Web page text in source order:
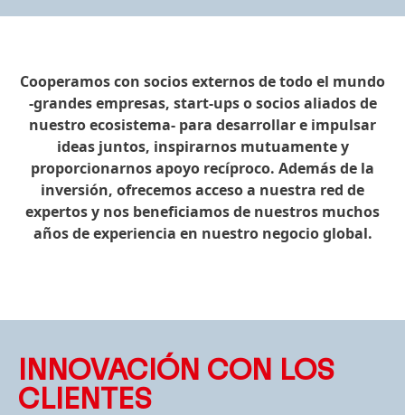
Cooperamos con socios externos de todo el mundo
-grandes empresas, start-ups o socios aliados de
nuestro ecosistema- para desarrollar e impulsar
ideas juntos, inspirarnos mutuamente y
proporcionarnos apoyo recíproco. Además de la
inversión, ofrecemos acceso a nuestra red de
expertos y nos beneficiamos de nuestros muchos
años de experiencia en nuestro negocio global.
INNOVACIÓN CON LOS
CLIENTES